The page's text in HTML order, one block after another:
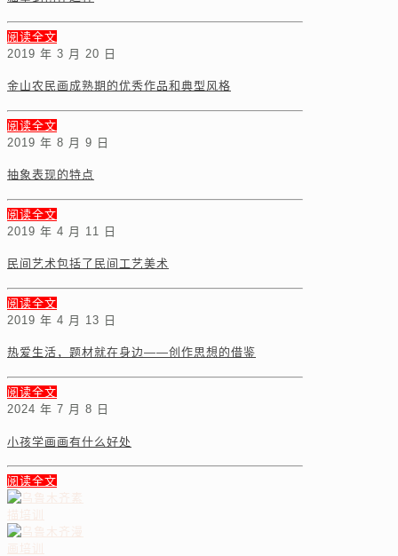
阅读全文
2019 年 3 月 20 日
金山农民画成熟期的优秀作品和典型风格
阅读全文
2019 年 8 月 9 日
抽象表现的特点
阅读全文
2019 年 4 月 11 日
民间艺术包括了民间工艺美术
阅读全文
2019 年 4 月 13 日
热爱生活，题材就在身边——创作思想的借鉴
阅读全文
2024 年 7 月 8 日
小孩学画画有什么好处
阅读全文